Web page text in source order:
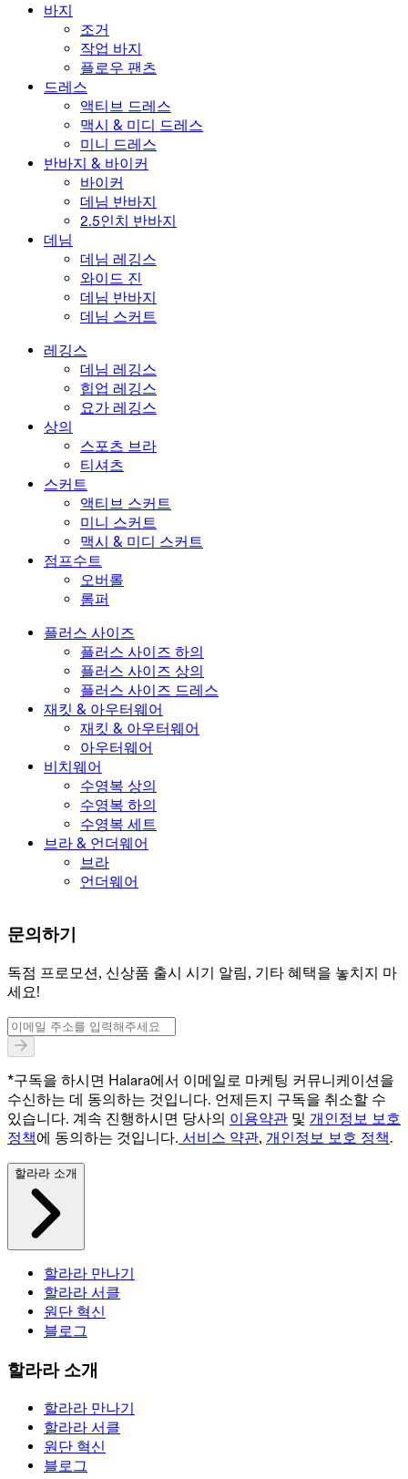
수영복 세트
언더웨어
바지
조거
작업 바지
플로우 팬츠
드레스
액티브 드레스
맥시 & 미디 드레스
미니 드레스
반바지 & 바이커
바이커
데님 반바지
2.5인치 반바지
데님
데님 레깅스
와이드 진
데님 반바지
데님 스커트
레깅스
데님 레깅스
힙업 레깅스
요가 레깅스
상의
스포츠 브라
티셔츠
스커트
액티브 스커트
미니 스커트
맥시 & 미디 스커트
점프수트
오버롤
롬퍼
플러스 사이즈
플러스 사이즈 하의
플러스 사이즈 상의
플러스 사이즈 드레스
재킷 & 아우터웨어
재킷 & 아우터웨어
아우터웨어
비치웨어
수영복 상의
수영복 하의
수영복 세트
브라 & 언더웨어
브라
언더웨어
문의하기
독점 프로모션, 신상품 출시 시기 알림, 기타 혜택을 놓치지 마
세요!
*구독을 하시면 Halara에서 이메일로 마케팅 커뮤니케이션을
수신하는 데 동의하는 것입니다. 언제든지 구독을 취소할 수
있습니다. 계속 진행하시면 당사의 이용약관 및 개인정보 보호
정책에 동의하는 것입니다. 서비스 약관, 개인정보 보호 정책.
할라라 소개
할라라 만나기
할라라 서클
원단 혁신
블로그
할라라 소개
할라라 만나기
할라라 서클
원단 혁신
블로그